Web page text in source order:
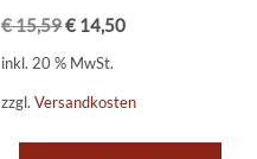
€15,59€ 14,50
inkl. 20 % MwSt.
zzgl.Versandkosten